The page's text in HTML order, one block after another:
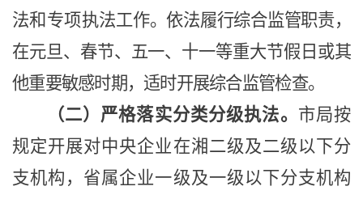
法和专项执法工作。依法履行综合监管职责，
在元旦、春节、五一、十一等重大节假日或其
他重要敏感时期，适时开展综合监管检查。
（二）严格落实分类分级执法。 市局按
规定开展对中央企业在湘二级及二级以下分
支机构，省属企业一级及一级以下分支机构